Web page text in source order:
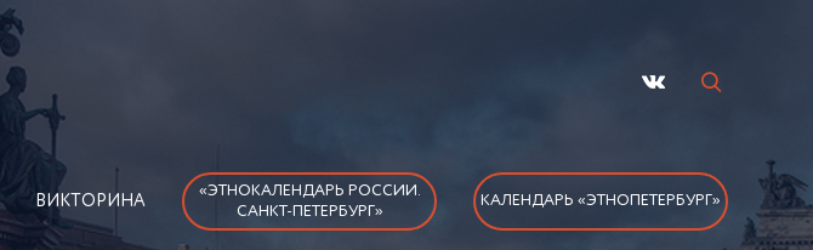
ВИКТОРИНА
«ЭТНОКАЛЕНДАРЬ РОССИИ.
САНКТ-ПЕТЕРБУРГ»
КАЛЕНДАРЬ «ЭТНОПЕТЕРБУРГ»